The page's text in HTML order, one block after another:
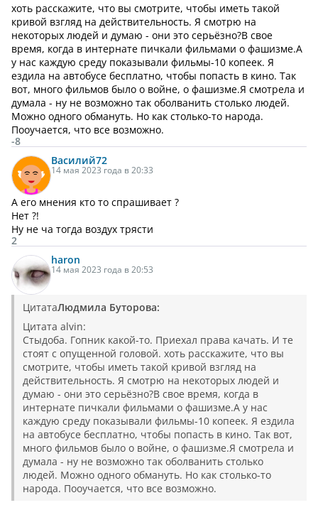
хоть расскажите, что вы смотрите, чтобы иметь такой
кривой взгляд на действительность. Я смотрю на
некоторых людей и думаю - они это серьёзно?В свое
время, когда в интернате пичкали фильмами о фашизме.А
у нас каждую среду показывали фильмы-10 копеек. Я
ездила на автобусе бесплатно, чтобы попасть в кино. Так
вот, много фильмов было о войне, о фашизме.Я смотрела и
думала - ну не возможно так оболванить столько людей.
Можно одного обмануть. Но как столько-то народа.
Пооучается, что все возможно.
-8
Василий72
14 мая 2023 года в 20:33
А его мнения кто то спрашивает ?
Нет ?!
Ну не ча тогда воздух трясти
2
haron
14 мая 2023 года в 20:53
ЦитатаЛюдмила Буторова:
Цитата alvin:
Стыдоба. Гопник какой-то. Приехал права качать. И те
стоят с опущенной головой. хоть расскажите, что вы
смотрите, чтобы иметь такой кривой взгляд на
действительность. Я смотрю на некоторых людей и
думаю - они это серьёзно?В свое время, когда в
интернате пичкали фильмами о фашизме.А у нас
каждую среду показывали фильмы-10 копеек. Я ездила
на автобусе бесплатно, чтобы попасть в кино. Так вот,
много фильмов было о войне, о фашизме.Я смотрела и
думала - ну не возможно так оболванить столько
людей. Можно одного обмануть. Но как столько-то
народа. Пооучается, что все возможно.